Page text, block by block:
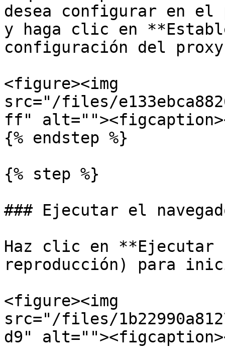
desea configurar en
y haga clic en
configuración del
<figure><img
src="/files/
ff"
{% endstep %}
{% step %}
### Ejecutar el
Haz clic en **Ejecutar
reproducción) para
<figure><img
src="/files/
d9"